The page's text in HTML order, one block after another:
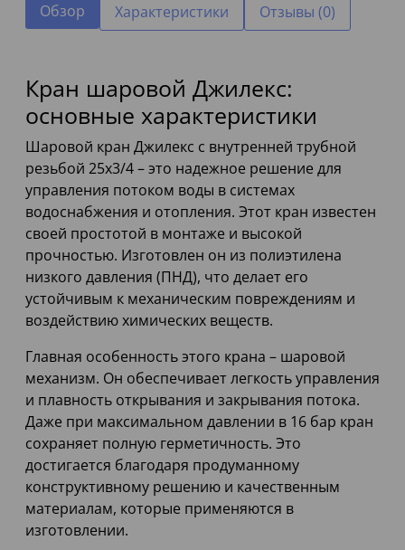
Обзор Характеристики Отзывы (0)
Кран шаровой Джилекс:
основные характеристики
Шаровой кран Джилекс с внутренней трубной
резьбой 25х3/4 – это надежное решение для
управления потоком воды в системах
водоснабжения и отопления. Этот кран известен
своей простотой в монтаже и высокой
прочностью. Изготовлен он из полиэтилена
низкого давления (ПНД), что делает его
устойчивым к механическим повреждениям и
воздействию химических веществ.
Главная особенность этого крана – шаровой
механизм. Он обеспечивает легкость управления
и плавность открывания и закрывания потока.
Даже при максимальном давлении в 16 бар кран
сохраняет полную герметичность. Это
достигается благодаря продуманному
конструктивному решению и качественным
материалам, которые применяются в
изготовлении.